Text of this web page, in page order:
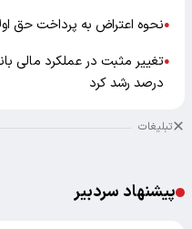
●نحوه اعتراض به پرداخت حق
●
درصد رشد کرد
تبلیغات
پیشنهاد سردبیر